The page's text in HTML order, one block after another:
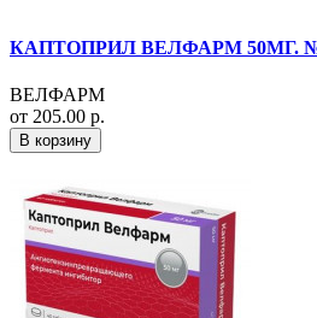
КАПТОПРИЛ ВЕЛФАРМ 50МГ.
ВЕЛФАРМ
от 205.00 р.
В корзину